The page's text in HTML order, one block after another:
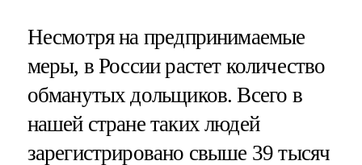
Несмотря на предпринимаемые
меры, в России растет количество
обманутых дольщиков. Всего в
нашей стране таких людей
зарегистрировано свыше 39 тысяч